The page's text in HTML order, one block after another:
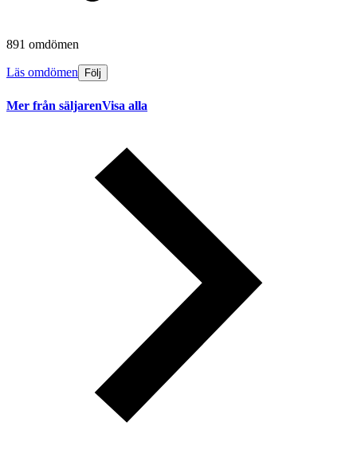
891 omdömen
Läs omdömen Följ
Mer från säljarenVisa alla